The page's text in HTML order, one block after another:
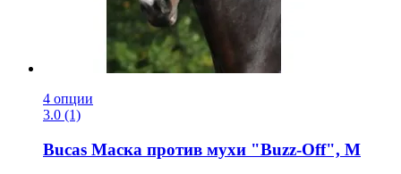
4 опции
3.0 (1)
Bucas Маска против мухи "Buzz-​Off", M